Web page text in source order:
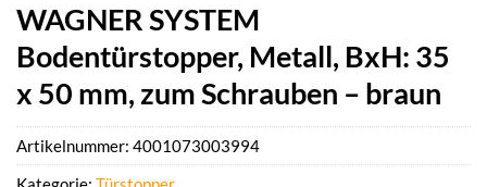
WAGNER SYSTEM
Bodentürstopper, Metall, BxH: 35
x 50 mm, zum Schrauben – braun
Artikelnummer: 4001073003994